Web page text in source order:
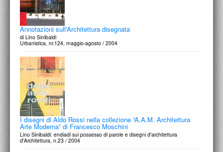
Annotazioni sull'Architettura disegnata
di Lino Sinibaldi
Urbanistica, nr.124, maggio-agosto / 2004
I disegni di Aldo Rossi nella collezione “A.A.M. Architettura
Arte Moderna” di Francesco Moschini
Lino Sinibaldi: endiadi sul possesso di parole e disegni d'architettura
d'Architettura, n.23 / 2004